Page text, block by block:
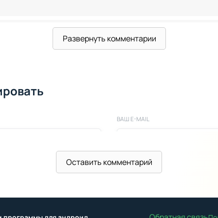
Развернуть комментарии
ВАШ E-MAIL
Оставить комментарий